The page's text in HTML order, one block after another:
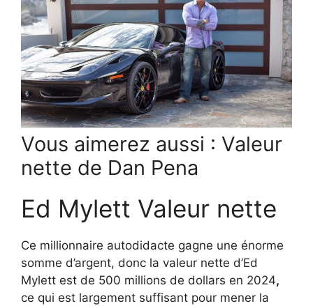
Vous aimerez aussi : Valeur
nette de Dan Pena
Ed Mylett Valeur nette
Ce millionnaire autodidacte gagne une énorme
somme d’argent, donc la valeur nette d’Ed
Mylett est de 500 millions de dollars en 2024,
ce qui est largement suffisant pour mener la